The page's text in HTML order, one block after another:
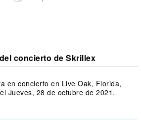
concierto de Skrillex
en concierto en Live Oak, Florida,
Jueves, 28 de octubre de 2021.